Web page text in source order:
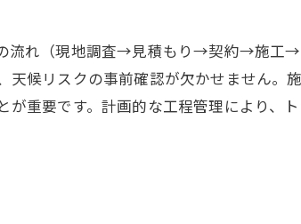
壁塗装のフォロー術
過ごすための管理方法
流れ（現地調査→見積もり→契約→施工
候リスクの事前確認が欠かせません。
重要です。計画的な工程管理により、